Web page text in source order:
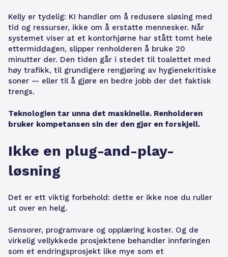
Kelly er tydelig: KI handler om å redusere sløsing med
tid og ressurser, ikke om å erstatte mennesker. Når
systemet viser at et kontorhjørne har stått tomt hele
ettermiddagen, slipper renholderen å bruke 20
minutter der. Den tiden går i stedet til toalettet med
høy trafikk, til grundigere rengjøring av hygienekritiske
soner — eller til å gjøre en bedre jobb der det faktisk
trengs.
Teknologien tar unna det maskinelle. Renholderen
bruker kompetansen sin der den gjør en forskjell.
Ikke en plug-and-play-
løsning
Det er ett viktig forbehold: dette er ikke noe du ruller
ut over en helg.
Sensorer, programvare og opplæring koster. Og de
virkelig vellykkede prosjektene behandler innføringen
som et endringsprosjekt like mye som et